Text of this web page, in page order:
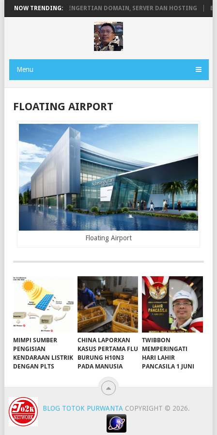
NOW TRENDING:
PERMANEN PENGERTIAN DOMAIN, SERVER DAN HOSTING
Menu
FLOATING AIRPORT
Floating Airport
MIMPI SUMBER
PENGISIAN
KENDARAAN LISTRIK
DENGAN PLTS
CHINA LAPORKAN
KASUS PERTAMA FLU
BURUNG H10N3
PADA MANUSIA
TWIBBON
MEMPERINGATI
HARI LAHIR
PANCASILA 1 JUNI
BLOG TOTOK PURWANTA COPYRIGHT © 2026.